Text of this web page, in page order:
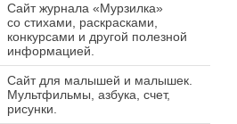
Сайт журнала «Мурзилка»
со стихами, раскрасками,
конкурсами и другой полезной
информацией.
Сайт для малышей и малышек.
Мультфильмы, азбука, счет,
рисунки.